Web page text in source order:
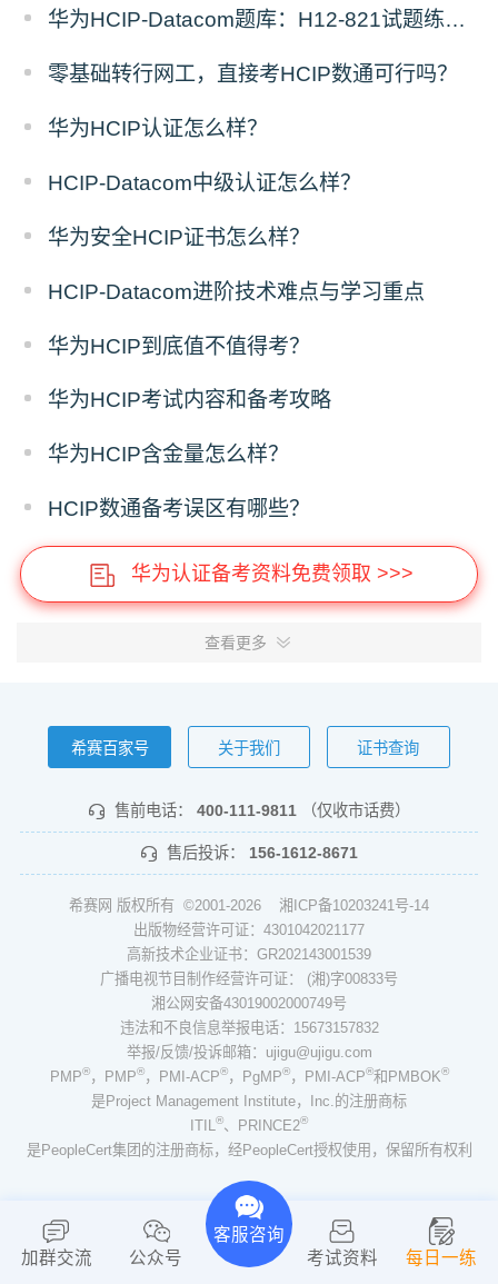
华为HCIP-Datacom题库：H12-821试题练习（1）
零基础转行网工，直接考HCIP数通可行吗？
华为HCIP认证怎么样？
HCIP-Datacom中级认证怎么样？
华为安全HCIP证书怎么样？
HCIP-Datacom进阶技术难点与学习重点
华为HCIP到底值不值得考？
华为HCIP考试内容和备考攻略
华为HCIP含金量怎么样？
HCIP数通备考误区有哪些？
华为认证备考资料免费领取 >>>
查看更多
希赛百家号 关于我们 证书查询
售前电话： 400-111-9811 （仅收市话费）
售后投诉： 156-1612-8671
希赛网 版权所有 ©2001-2026 湘ICP备10203241号-14
出版物经营许可证：4301042021177
高新技术企业证书：GR202143001539
广播电视节目制作经营许可证： (湘)字00833号
湘公网安备43019002000749号
违法和不良信息举报电话：15673157832
举报/反馈/投诉邮箱：ujigu@ujigu.com
PMP®，PMP®，PMI-ACP®，PgMP®，PMI-ACP®和PMBOK®
是Project Management Institute，Inc.的注册商标
ITIL®、PRINCE2®
是PeopleCert集团的注册商标，经PeopleCert授权使用，保留所有权利
加群交流 公众号
客服咨询
考试资料
每日一练